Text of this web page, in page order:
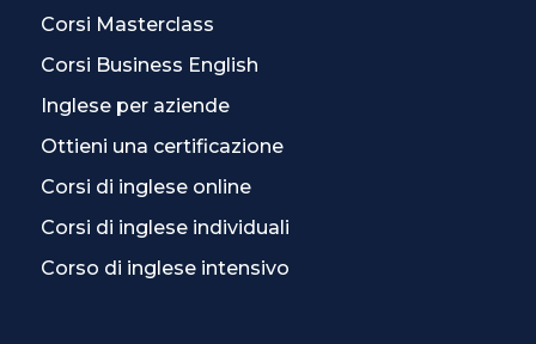
Corsi Masterclass
Corsi Business English
Inglese per aziende
Ottieni una certificazione
Corsi di inglese online
Corsi di inglese individuali
Corso di inglese intensivo